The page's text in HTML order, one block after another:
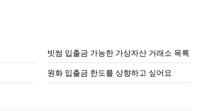
빗썸 입출금 가능한 가상자산 거래소 목록
원화 입출금 한도를 상향하고 싶어요